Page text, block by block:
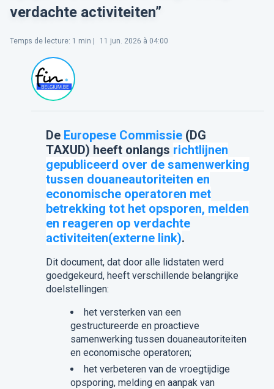
verdachte activiteiten”
Temps de lecture: 1 min | 11 jun. 2026 à 04:00
De Europese Commissie(DG
TAXUD) heeft onlangs richtlijnen
gepubliceerd over de samenwerking
tussen douaneautoriteiten en
economische operatoren met
betrekking tot het opsporen, melden
en reageren op verdachte
activiteiten(externe link).
Dit document, dat door alle lidstaten werd
goedgekeurd, heeft verschillende belangrijke
doelstellingen:
het versterken van een
gestructureerde en proactieve
samenwerking tussen douaneautoriteiten
en economische operatoren;
het verbeteren van de vroegtijdige
opsporing, melding en aanpak van